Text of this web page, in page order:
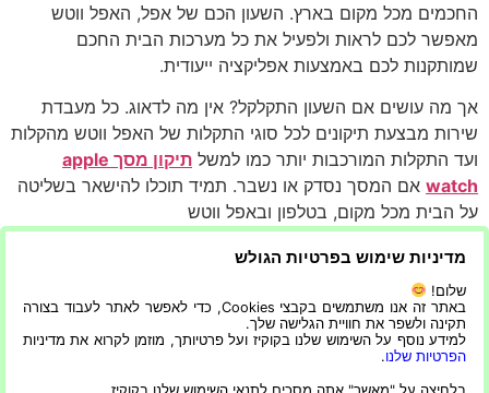
החכמים מכל מקום בארץ. השעון הכם של אפל, האפל ווטש
מאפשר לכם לראות ולפעיל את כל מערכות הבית החכם
שמותקנות לכם באמצעות אפליקציה ייעודית.
אך מה עושים אם השעון התקלקל? אין מה לדאוג. כל מעבדת
שירות מבצעת תיקונים לכל סוגי התקלות של האפל ווטש מהקלות
ועד התקלות המורכבות יותר כמו למשל
תיקון מסך apple
watch אם המסך נסדק או נשבר. תמיד תוכלו להישאר בשליטה
על הבית מכל מקום, בטלפון ובאפל ווטש
עם הטכנולוגיה הנכונה וטלפון חכם, אפשר ליצור בקלות בית
חכם בישראל יעיל ונוח. זה לא רק משפר את איכות החיים
אלא גם מבטיח ביטחון ושקט נפשי. הגיע הזמן לאמץ את
העידן הזה של בתים חכמים וליהנות מהיתרונות שהוא מביא
איתו.
מדיניות שימוש בפרטיות הגולש
שלום!
באתר זה אנו משתמשים בקבצי Cookies, כדי לאפשר לאתר לעבוד בצורה
תקינה ולשפר את חוויית הגלישה שלך.
למידע נוסף על השימוש שלנו בקוקיז ועל פרטיותך, מוזמן לקרוא את מדיניות
הפרטיות שלנו.